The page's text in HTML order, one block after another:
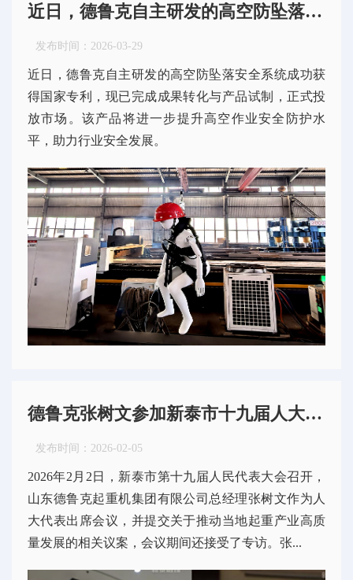
近日，德鲁克自主研发的高空防坠落安全系统成功获得国家专利，现已完成成果转化与产品试制，正式投放市场。该产品将进一步提升高空作业安全防护水平，助力行业安全发展。
发布时间： 2026-03-29
近日，德鲁克自主研发的高空防坠落安全系统成功获
得国家专利，现已完成成果转化与产品试制，正式投
放市场。该产品将进一步提升高空作业安全防护水
平，助力行业安全发展。
德鲁克张树文参加新泰市十九届人大会议 提交议案助力起重产业高质量发展
发布时间： 2026-02-05
2026年2月2日，新泰市第十九届人民代表大会召开，
山东德鲁克起重机集团有限公司总经理张树文作为人
大代表出席会议，并提交关于推动当地起重产业高质
量发展的相关议案，会议期间还接受了专访。张...